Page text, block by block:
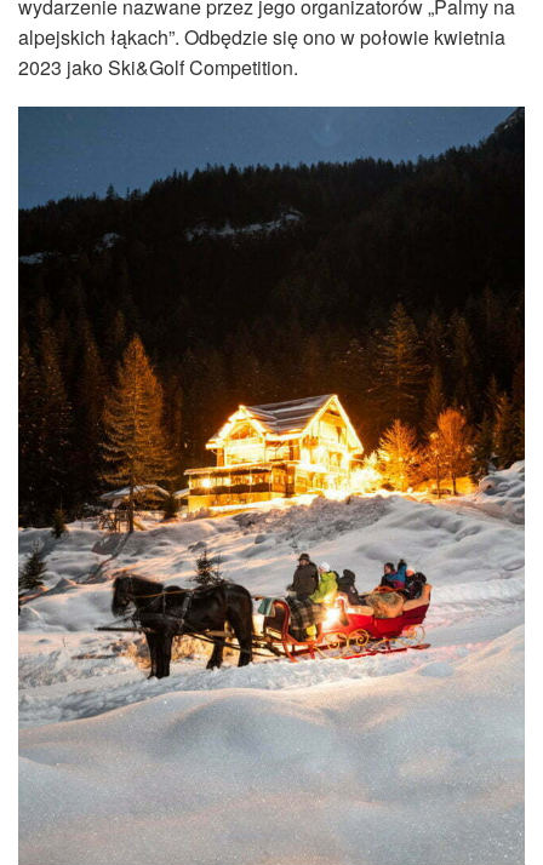
wydarzenie nazwane przez jego organizatorów „Palmy na
alpejskich łąkach”. Odbędzie się ono w połowie kwietnia
2023 jako Ski&Golf Competition.